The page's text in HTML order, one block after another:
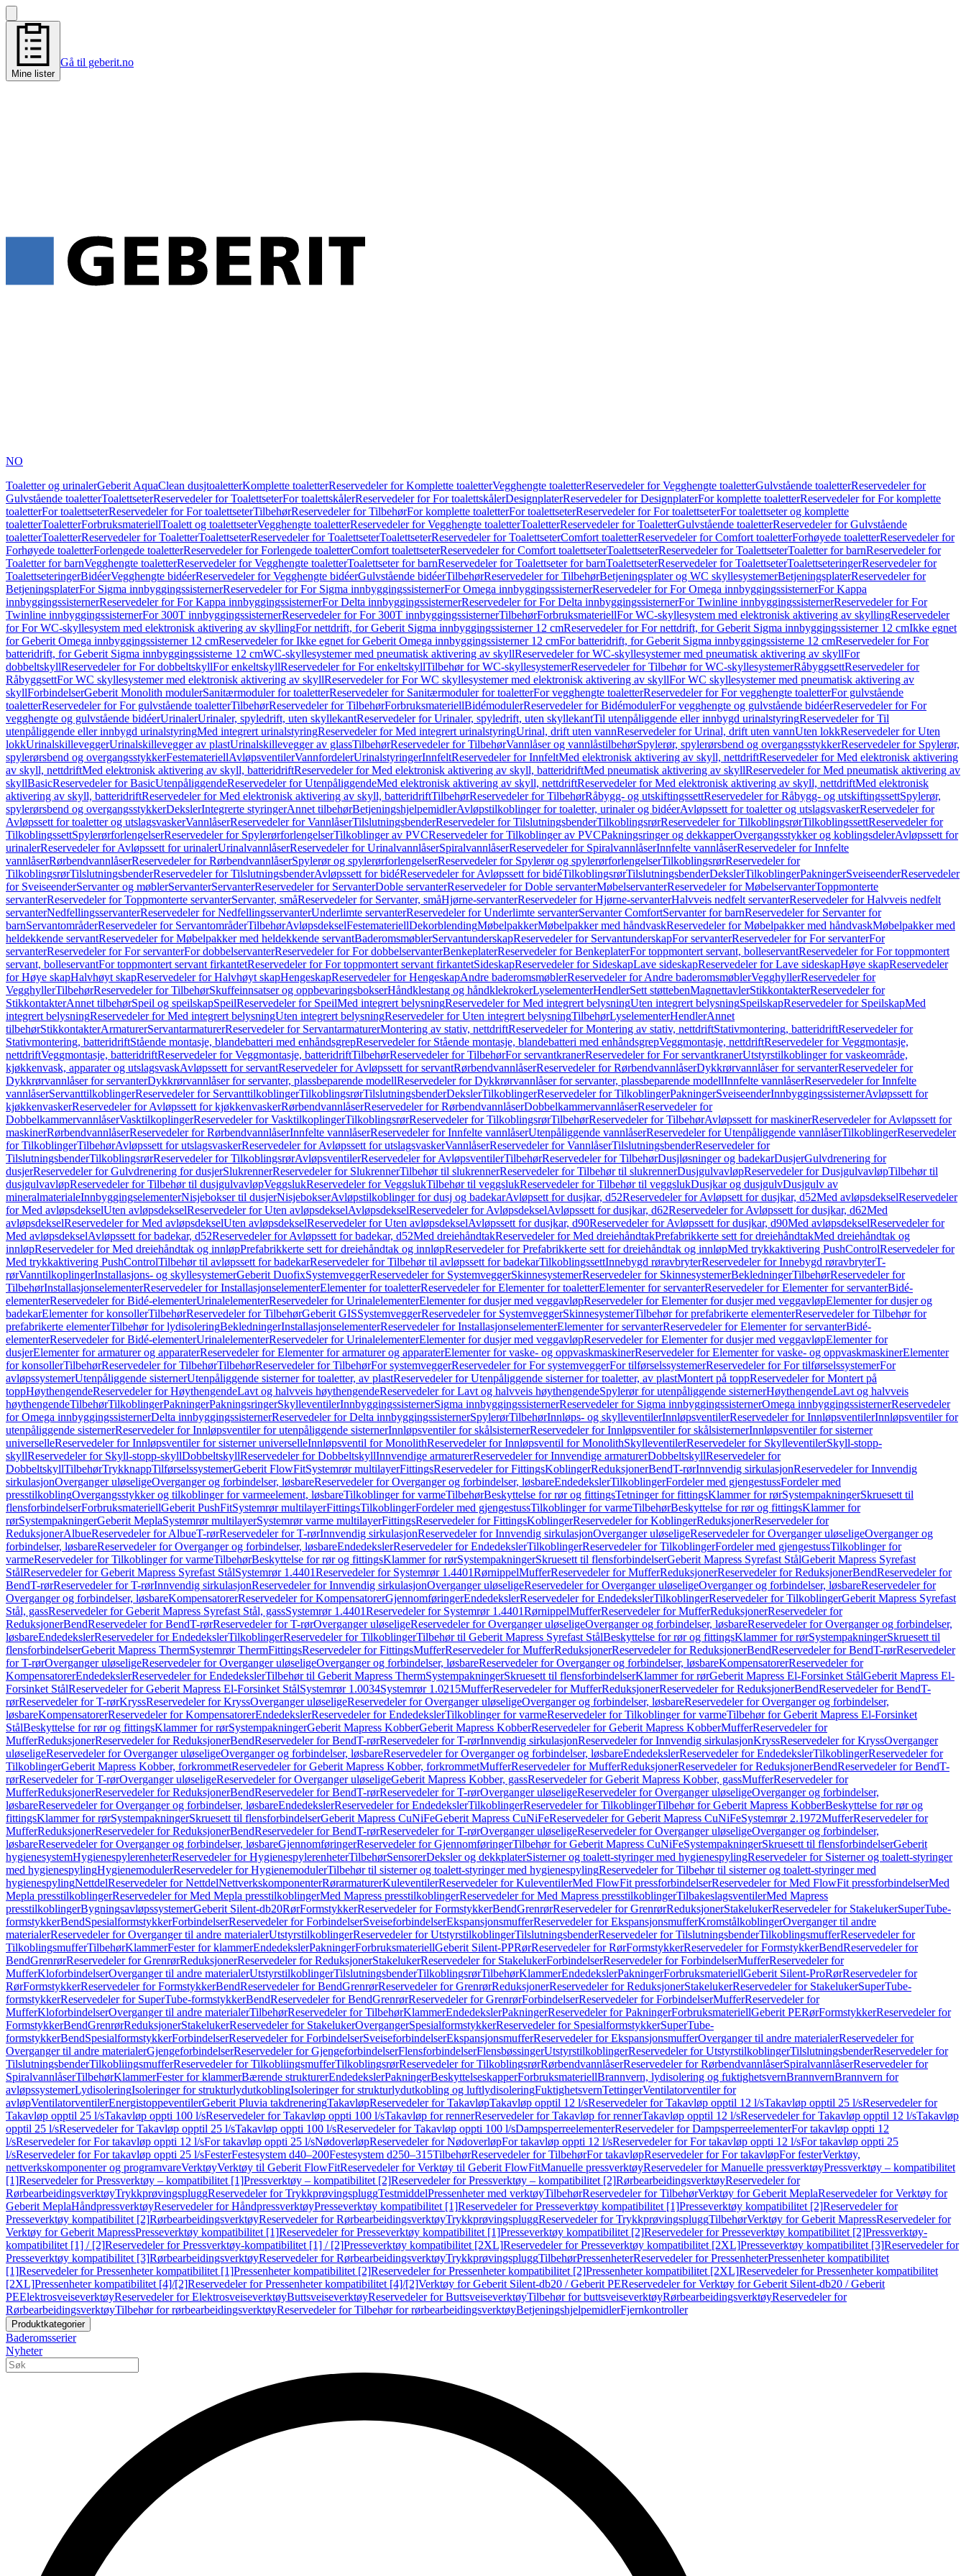
Mine lister
Gå til geberit.no
NO
Toaletter og urinalerGeberit AquaClean dusjtoaletterKomplette toaletterReservedeler for Komplette toaletterVegghengte toaletterReservedeler for Vegghengte toaletterGulvstående toaletterReservedeler for
Gulvstående toaletterToalettseterReservedeler for ToalettseterFor toalettskålerReservedeler for For toalettskålerDesignplaterReservedeler for DesignplaterFor komplette toaletterReservedeler for For komplette
toaletterFor toalettseterReservedeler for For toalettseterTilbehørReservedeler for TilbehørFor komplette toaletterFor toalettseterReservedeler for For toalettseterFor toalettseter og komplette
toaletterToaletterForbruksmateriellToalett og toalettseterVegghengte toaletterReservedeler for Vegghengte toaletterToaletterReservedeler for ToaletterGulvstående toaletterReservedeler for Gulvstående
toaletterToaletterReservedeler for ToaletterToalettseterReservedeler for ToalettseterToalettseterReservedeler for ToalettseterComfort toaletterReservedeler for Comfort toaletterForhøyede toaletterReservedeler for
Forhøyede toaletterForlengede toaletterReservedeler for Forlengede toaletterComfort toalettseterReservedeler for Comfort toalettseterToalettseterReservedeler for ToalettseterToaletter for barnReservedeler for
Toaletter for barnVegghengte toaletterReservedeler for Vegghengte toaletterToalettseter for barnReservedeler for Toalettseter for barnToalettseterReservedeler for ToalettseterToalettseteringerReservedeler for
ToalettseteringerBidéerVegghengte bidéerReservedeler for Vegghengte bidéerGulvstående bidéerTilbehørReservedeler for TilbehørBetjeningsplater og WC skyllesystemerBetjeningsplaterReservedeler for
BetjeningsplaterFor Sigma innbyggingssisternerReservedeler for For Sigma innbyggingssisternerFor Omega innbyggingssisternerReservedeler for For Omega innbyggingssisternerFor Kappa
innbyggingssisternerReservedeler for For Kappa innbyggingssisternerFor Delta innbyggingssisternerReservedeler for For Delta innbyggingssisternerFor Twinline innbyggingssisternerReservedeler for For
Twinline innbyggingssisternerFor 300T innbyggingssisternerReservedeler for For 300T innbyggingssisternerTilbehørForbruksmateriellFor WC-skyllesystem med elektronisk aktivering av skyllingReservedeler
for For WC-skyllesystem med elektronisk aktivering av skyllingFor nettdrift, for Geberit Sigma innbyggingssisterner 12 cmReservedeler for For nettdrift, for Geberit Sigma innbyggingssisterner 12 cmIkke egnet
for Geberit Omega innbyggingssisterner 12 cmReservedeler for Ikke egnet for Geberit Omega innbyggingssisterner 12 cmFor batteridrift, for Geberit Sigma innbyggingssisterne 12 cmReservedeler for For
batteridrift, for Geberit Sigma innbyggingssisterne 12 cmWC-skyllesystemer med pneumatisk aktivering av skyllReservedeler for WC-skyllesystemer med pneumatisk aktivering av skyllFor
dobbeltskyllReservedeler for For dobbeltskyllFor enkeltskyllReservedeler for For enkeltskyllTilbehør for WC-skyllesystemerReservedeler for Tilbehør for WC-skyllesystemerRåbyggsettReservedeler for
RåbyggsettFor WC skyllesystemer med elektronisk aktivering av skyllReservedeler for For WC skyllesystemer med elektronisk aktivering av skyllFor WC skyllesystemer med pneumatisk aktivering av
skyllForbindelserGeberit Monolith modulerSanitærmoduler for toaletterReservedeler for Sanitærmoduler for toaletterFor vegghengte toaletterReservedeler for For vegghengte toaletterFor gulvstående
toaletterReservedeler for For gulvstående toaletterTilbehørReservedeler for TilbehørForbruksmateriellBidémodulerReservedeler for BidémodulerFor vegghengte og gulvstående bidéerReservedeler for For
vegghengte og gulvstående bidéerUrinalerUrinaler, spyledrift, uten skyllekantReservedeler for Urinaler, spyledrift, uten skyllekantTil utenpåliggende eller innbygd urinalstyringReservedeler for Til
utenpåliggende eller innbygd urinalstyringMed integrert urinalstyringReservedeler for Med integrert urinalstyringUrinal, drift uten vannReservedeler for Urinal, drift uten vannUten lokkReservedeler for Uten
lokkUrinalskilleveggerUrinalskillevegger av plastUrinalskillevegger av glassTilbehørReservedeler for TilbehørVannlåser og vannlåstilbehørSpylerør, spylerørsbend og overgangsstykkerReservedeler for Spylerør,
spylerørsbend og overgangsstykkerFestemateriellAvløpsventilerVannfordelerUrinalstyringerInnfeltReservedeler for InnfeltMed elektronisk aktivering av skyll, nettdriftReservedeler for Med elektronisk aktivering
av skyll, nettdriftMed elektronisk aktivering av skyll, batteridriftReservedeler for Med elektronisk aktivering av skyll, batteridriftMed pneumatisk aktivering av skyllReservedeler for Med pneumatisk aktivering av
skyllBasicReservedeler for BasicUtenpåliggendeReservedeler for UtenpåliggendeMed elektronisk aktivering av skyll, nettdriftReservedeler for Med elektronisk aktivering av skyll, nettdriftMed elektronisk
aktivering av skyll, batteridriftReservedeler for Med elektronisk aktivering av skyll, batteridriftTilbehørReservedeler for TilbehørRåbygg- og utskiftingssettReservedeler for Råbygg- og utskiftingssettSpylerør,
spylerørsbend og overgangsstykkerDekslerIntegrerte styringerAnnet tilbehørBetjeningshjelpemidlerAvløpstilkoblinger for toaletter, urinaler og bidéerAvløpssett for toaletter og utslagsvaskerReservedeler for
Avløpssett for toaletter og utslagsvaskerVannlåserReservedeler for VannlåserTilslutningsbenderReservedeler for TilslutningsbenderTilkoblingsrørReservedeler for TilkoblingsrørTilkoblingssettReservedeler for
TilkoblingssettSpylerørforlengelserReservedeler for SpylerørforlengelserTilkoblinger av PVCReservedeler for Tilkoblinger av PVCPakningsringer og dekkapperOvergangsstykker og koblingsdelerAvløpssett for
urinalerReservedeler for Avløpssett for urinalerUrinalvannlåserReservedeler for UrinalvannlåserSpiralvannlåserReservedeler for SpiralvannlåserInnfelte vannlåserReservedeler for Innfelte
vannlåserRørbendvannlåserReservedeler for RørbendvannlåserSpylerør og spylerørforlengelserReservedeler for Spylerør og spylerørforlengelserTilkoblingsrørReservedeler for
TilkoblingsrørTilslutningsbenderReservedeler for TilslutningsbenderAvløpssett for bidéReservedeler for Avløpssett for bidéTilkoblingsrørTilslutningsbenderDekslerTilkoblingerPakningerSveiseenderReservedeler
for SveiseenderServanter og møblerServanterServanterReservedeler for ServanterDoble servanterReservedeler for Doble servanterMøbelservanterReservedeler for MøbelservanterToppmonterte
servanterReservedeler for Toppmonterte servanterServanter, småReservedeler for Servanter, småHjørne-servanterReservedeler for Hjørne-servanterHalvveis nedfelt servanterReservedeler for Halvveis nedfelt
servanterNedfellingsservanterReservedeler for NedfellingsservanterUnderlimte servanterReservedeler for Underlimte servanterServanter ComfortServanter for barnReservedeler for Servanter for
barnServantområderReservedeler for ServantområderTilbehørAvløpsdekselFestemateriellDekorblendingMøbelpakkerMøbelpakker med håndvaskReservedeler for Møbelpakker med håndvaskMøbelpakker med
heldekkende servantReservedeler for Møbelpakker med heldekkende servantBaderomsmøblerServantunderskapReservedeler for ServantunderskapFor servanterReservedeler for For servanterFor
servanterReservedeler for For servanterFor dobbelservanterReservedeler for For dobbelservanterBenkeplaterReservedeler for BenkeplaterFor toppmontert servant, bolleservantReservedeler for For toppmontert
servant, bolleservantFor toppmontert servant firkantetReservedeler for For toppmontert servant firkantetSideskapReservedeler for SideskapLave sideskapReservedeler for Lave sideskapHøye skapReservedeler
for Høye skapHalvhøyt skapReservedeler for Halvhøyt skapHengeskapReservedeler for HengeskapAndre baderomsmøblerReservedeler for Andre baderomsmøblerVegghyllerReservedeler for
VegghyllerTilbehørReservedeler for TilbehørSkuffeinnsatser og oppbevaringsbokserHåndklestang og håndklekrokerLyselementerHendlerSett støttebenMagnettavlerStikkontakterReservedeler for
StikkontakterAnnet tilbehørSpeil og speilskapSpeilReservedeler for SpeilMed integrert belysningReservedeler for Med integrert belysningUten integrert belysningSpeilskapReservedeler for SpeilskapMed
integrert belysningReservedeler for Med integrert belysningUten integrert belysningReservedeler for Uten integrert belysningTilbehørLyselementerHendlerAnnet
tilbehørStikkontakterArmaturerServantarmaturerReservedeler for ServantarmaturerMontering av stativ, nettdriftReservedeler for Montering av stativ, nettdriftStativmontering, batteridriftReservedeler for
Stativmontering, batteridriftStående montasje, blandebatteri med enhåndsgrepReservedeler for Stående montasje, blandebatteri med enhåndsgrepVeggmontasje, nettdriftReservedeler for Veggmontasje,
nettdriftVeggmontasje, batteridriftReservedeler for Veggmontasje, batteridriftTilbehørReservedeler for TilbehørFor servantkranerReservedeler for For servantkranerUtstyrstilkoblinger for vaskeområde,
kjøkkenvask, apparater og utslagsvaskAvløpssett for servantReservedeler for Avløpssett for servantRørbendvannlåserReservedeler for RørbendvannlåserDykkrørvannlåser for servanterReservedeler for
Dykkrørvannlåser for servanterDykkrørvannlåser for servanter, plassbeparende modellReservedeler for Dykkrørvannlåser for servanter, plassbeparende modellInnfelte vannlåserReservedeler for Innfelte
vannlåserServanttilkoblingerReservedeler for ServanttilkoblingerTilkoblingsrørTilslutningsbenderDekslerTilkoblingerReservedeler for TilkoblingerPakningerSveiseenderInnbyggingssisternerAvløpssett for
kjøkkenvaskerReservedeler for Avløpssett for kjøkkenvaskerRørbendvannlåserReservedeler for RørbendvannlåserDobbelkammervannlåserReservedeler for
DobbelkammervannlåserVasktilkoplingerReservedeler for VasktilkoplingerTilkoblingsrørReservedeler for TilkoblingsrørTilbehørReservedeler for TilbehørAvløpssett for maskinerReservedeler for Avløpssett for
maskinerRørbendvannlåserReservedeler for RørbendvannlåserInnfelte vannlåserReservedeler for Innfelte vannlåserUtenpåliggende vannlåserReservedeler for Utenpåliggende vannlåserTilkoblingerReservedeler
for TilkoblingerTilbehørAvløpssett for utslagsvaskerReservedeler for Avløpssett for utslagsvaskerVannlåserReservedeler for VannlåserTilslutningsbenderReservedeler for
TilslutningsbenderTilkoblingsrørReservedeler for TilkoblingsrørAvløpsventilerReservedeler for AvløpsventilerTilbehørReservedeler for TilbehørDusjløsninger og badekarDusjerGulvdrenering for
dusjerReservedeler for Gulvdrenering for dusjerSlukrennerReservedeler for SlukrennerTilbehør til slukrennerReservedeler for Tilbehør til slukrennerDusjgulvavløpReservedeler for DusjgulvavløpTilbehør til
dusjgulvavløpReservedeler for Tilbehør til dusjgulvavløpVeggslukReservedeler for VeggslukTilbehør til veggslukReservedeler for Tilbehør til veggslukDusjkar og dusjgulvDusjgulv av
mineralmaterialeInnbyggingselementerNisjebokser til dusjerNisjebokserAvløpstilkoblinger for dusj og badekarAvløpsett for dusjkar, d52Reservedeler for Avløpsett for dusjkar, d52Med avløpsdekselReservedeler
for Med avløpsdekselUten avløpsdekselReservedeler for Uten avløpsdekselAvløpsdekselReservedeler for AvløpsdekselAvløpssett for dusjkar, d62Reservedeler for Avløpssett for dusjkar, d62Med
avløpsdekselReservedeler for Med avløpsdekselUten avløpsdekselReservedeler for Uten avløpsdekselAvløpssett for dusjkar, d90Reservedeler for Avløpssett for dusjkar, d90Med avløpsdekselReservedeler for
Med avløpsdekselAvløpssett for badekar, d52Reservedeler for Avløpssett for badekar, d52Med dreiehåndtakReservedeler for Med dreiehåndtakPrefabrikkerte sett for dreiehåndtakMed dreiehåndtak og
innløpReservedeler for Med dreiehåndtak og innløpPrefabrikkerte sett for dreiehåndtak og innløpReservedeler for Prefabrikkerte sett for dreiehåndtak og innløpMed trykkaktivering PushControlReservedeler for
Med trykkaktivering PushControlTilbehør til avløpssett for badekarReservedeler for Tilbehør til avløpssett for badekarTilkoblingssettInnebygd røravbryterReservedeler for Innebygd røravbryterT-
rørVanntilkoplingerInstallasjons- og skyllesystemerGeberit DuofixSystemveggerReservedeler for SystemveggerSkinnesystemerReservedeler for SkinnesystemerBekledningerTilbehørReservedeler for
TilbehørInstallasjonselementerReservedeler for InstallasjonselementerElementer for toaletterReservedeler for Elementer for toaletterElementer for servanterReservedeler for Elementer for servanterBidé-
elementerReservedeler for Bidé-elementerUrinalelementerReservedeler for UrinalelementerElementer for dusjer med veggavløpReservedeler for Elementer for dusjer med veggavløpElementer for dusjer og
badekarElementer for konsollerTilbehørReservedeler for TilbehørGeberit GISSystemveggerReservedeler for SystemveggerSkinnesystemerTilbehør for prefabrikerte elementerReservedeler for Tilbehør for
prefabrikerte elementerTilbehør for lydisoleringBekledningerInstallasjonselementerReservedeler for InstallasjonselementerElementer for servanterReservedeler for Elementer for servanterBidé-
elementerReservedeler for Bidé-elementerUrinalelementerReservedeler for UrinalelementerElementer for dusjer med veggavløpReservedeler for Elementer for dusjer med veggavløpElementer for
dusjerElementer for armaturer og apparaterReservedeler for Elementer for armaturer og apparaterElementer for vaske- og oppvaskmaskinerReservedeler for Elementer for vaske- og oppvaskmaskinerElementer
for konsollerTilbehørReservedeler for TilbehørTilbehørReservedeler for TilbehørFor systemveggerReservedeler for For systemveggerFor tilførselssystemerReservedeler for For tilførselssystemerFor
avløpssystemerUtenpåliggende sisternerUtenpåliggende sisterner for toaletter, av plastReservedeler for Utenpåliggende sisterner for toaletter, av plastMontert på toppReservedeler for Montert på
toppHøythengendeReservedeler for HøythengendeLavt og halvveis høythengendeReservedeler for Lavt og halvveis høythengendeSpylerør for utenpåliggende sisternerHøythengendeLavt og halvveis
høythengendeTilbehørTilkoblingerPakningerPakningsringerSkylleventilerInnbyggingssisternerSigma innbyggingssisternerReservedeler for Sigma innbyggingssisternerOmega innbyggingssisternerReservedeler
for Omega innbyggingssisternerDelta innbyggingssisternerReservedeler for Delta innbyggingssisternerSpylerørTilbehørInnløps- og skylleventilerInnløpsventilerReservedeler for InnløpsventilerInnløpsventiler for
utenpåliggende sisternerReservedeler for Innløpsventiler for utenpåliggende sisternerInnløpsventiler for skålsisternerReservedeler for Innløpsventiler for skålsisternerInnløpsventiler for sisterner
universelleReservedeler for Innløpsventiler for sisterner universelleInnløpsventil for MonolithReservedeler for Innløpsventil for MonolithSkylleventilerReservedeler for SkylleventilerSkyll-stopp-
skyllReservedeler for Skyll-stopp-skyllDobbeltskyllReservedeler for DobbeltskyllInnvendige armaturerReservedeler for Innvendige armaturerDobbeltskyllReservedeler for
DobbeltskyllTilbehørTrykknappTilførselssystemerGeberit FlowFitSystemrør multilayerFittingsReservedeler for FittingsKoblingerReduksjonerBendT-rørInnvendig sirkulasjonReservedeler for Innvendig
sirkulasjonOverganger uløseligeOverganger og forbindelser, løsbareReservedeler for Overganger og forbindelser, løsbareEndedekslerTilkoblingerFordeler med gjengestussFordeler med
presstilkoblingOvergangsstykker og tilkoblinger for varmeelement, løsbareTilkoblinger for varmeTilbehørBeskyttelse for rør og fittingsTetninger for fittingsKlammer for rørSystempakningerSkruesett til
flensforbindelserForbruksmateriellGeberit PushFitSystemrør multilayerFittingsTilkoblingerFordeler med gjengestussTilkoblinger for varmeTilbehørBeskyttelse for rør og fittingsKlammer for
rørSystempakningerGeberit MeplaSystemrør multilayerSystemrør varme multilayerFittingsReservedeler for FittingsKoblingerReservedeler for KoblingerReduksjonerReservedeler for
ReduksjonerAlbueReservedeler for AlbueT-rørReservedeler for T-rørInnvendig sirkulasjonReservedeler for Innvendig sirkulasjonOverganger uløseligeReservedeler for Overganger uløseligeOverganger og
forbindelser, løsbareReservedeler for Overganger og forbindelser, løsbareEndedekslerReservedeler for EndedekslerTilkoblingerReservedeler for TilkoblingerFordeler med gjengestussTilkoblinger for
varmeReservedeler for Tilkoblinger for varmeTilbehørBeskyttelse for rør og fittingsKlammer for rørSystempakningerSkruesett til flensforbindelserGeberit Mapress Syrefast StålGeberit Mapress Syrefast
StålReservedeler for Geberit Mapress Syrefast StålSystemrør 1.4401Reservedeler for Systemrør 1.4401RørnippelMufferReservedeler for MufferReduksjonerReservedeler for ReduksjonerBendReservedeler for
BendT-rørReservedeler for T-rørInnvendig sirkulasjonReservedeler for Innvendig sirkulasjonOverganger uløseligeReservedeler for Overganger uløseligeOverganger og forbindelser, løsbareReservedeler for
Overganger og forbindelser, løsbareKompensatorerReservedeler for KompensatorerGjennomføringerEndedekslerReservedeler for EndedekslerTilkoblingerReservedeler for TilkoblingerGeberit Mapress Syrefast
Stål, gassReservedeler for Geberit Mapress Syrefast Stål, gassSystemrør 1.4401Reservedeler for Systemrør 1.4401RørnippelMufferReservedeler for MufferReduksjonerReservedeler for
ReduksjonerBendReservedeler for BendT-rørReservedeler for T-rørOverganger uløseligeReservedeler for Overganger uløseligeOverganger og forbindelser, løsbareReservedeler for Overganger og forbindelser,
løsbareEndedekslerReservedeler for EndedekslerTilkoblingerReservedeler for TilkoblingerTilbehør til Geberit Mapress Syrefast StålBeskyttelse for rør og fittingsKlammer for rørSystempakningerSkruesett til
flensforbindelserGeberit Mapress ThermSystemrør ThermFittingsReservedeler for FittingsMufferReservedeler for MufferReduksjonerReservedeler for ReduksjonerBendReservedeler for BendT-rørReservedeler
for T-rørOverganger uløseligeReservedeler for Overganger uløseligeOverganger og forbindelser, løsbareReservedeler for Overganger og forbindelser, løsbareKompensatorerReservedeler for
KompensatorerEndedekslerReservedeler for EndedekslerTilbehør til Geberit Mapress ThermSystempakningerSkruesett til flensforbindelserKlammer for rørGeberit Mapress El-Forsinket StålGeberit Mapress El-
Forsinket StålReservedeler for Geberit Mapress El-Forsinket StålSystemrør 1.0034Systemrør 1.0215MufferReservedeler for MufferReduksjonerReservedeler for ReduksjonerBendReservedeler for BendT-
rørReservedeler for T-rørKryssReservedeler for KryssOverganger uløseligeReservedeler for Overganger uløseligeOverganger og forbindelser, løsbareReservedeler for Overganger og forbindelser,
løsbareKompensatorerReservedeler for KompensatorerEndedekslerReservedeler for EndedekslerTilkoblinger for varmeReservedeler for Tilkoblinger for varmeTilbehør for Geberit Mapress El-Forsinket
StålBeskyttelse for rør og fittingsKlammer for rørSystempakningerGeberit Mapress KobberGeberit Mapress KobberReservedeler for Geberit Mapress KobberMufferReservedeler for
MufferReduksjonerReservedeler for ReduksjonerBendReservedeler for BendT-rørReservedeler for T-rørInnvendig sirkulasjonReservedeler for Innvendig sirkulasjonKryssReservedeler for KryssOverganger
uløseligeReservedeler for Overganger uløseligeOverganger og forbindelser, løsbareReservedeler for Overganger og forbindelser, løsbareEndedekslerReservedeler for EndedekslerTilkoblingerReservedeler for
TilkoblingerGeberit Mapress Kobber, forkrommetReservedeler for Geberit Mapress Kobber, forkrommetMufferReservedeler for MufferReduksjonerReservedeler for ReduksjonerBendReservedeler for BendT-
rørReservedeler for T-rørOverganger uløseligeReservedeler for Overganger uløseligeGeberit Mapress Kobber, gassReservedeler for Geberit Mapress Kobber, gassMufferReservedeler for
MufferReduksjonerReservedeler for ReduksjonerBendReservedeler for BendT-rørReservedeler for T-rørOverganger uløseligeReservedeler for Overganger uløseligeOverganger og forbindelser,
løsbareReservedeler for Overganger og forbindelser, løsbareEndedekslerReservedeler for EndedekslerTilkoblingerReservedeler for TilkoblingerTilbehør for Geberit Mapress KobberBeskyttelse for rør og
fittingsKlammer for rørSystempakningerSkruesett til flensforbindelserGeberit Mapress CuNiFeGeberit Mapress CuNiFeReservedeler for Geberit Mapress CuNiFeSystemrør 2.1972MufferReservedeler for
MufferReduksjonerReservedeler for ReduksjonerBendReservedeler for BendT-rørReservedeler for T-rørOverganger uløseligeReservedeler for Overganger uløseligeOverganger og forbindelser,
løsbareReservedeler for Overganger og forbindelser, løsbareGjennomføringerReservedeler for GjennomføringerTilbehør for Geberit Mapress CuNiFeSystempakningerSkruesett til flensforbindelserGeberit
hygienesystemHygienespylerenheterReservedeler for HygienespylerenheterTilbehørSensorerDeksler og dekkplaterSisterner og toalett-styringer med hygienespylingReservedeler for Sisterner og toalett-styringer
med hygienespylingHygienemodulerReservedeler for HygienemodulerTilbehør til sisterner og toalett-styringer med hygienespylingReservedeler for Tilbehør til sisterner og toalett-styringer med
hygienespylingNettdelReservedeler for NettdelNettverkskomponenterRørarmaturerKuleventilerReservedeler for KuleventilerMed FlowFit pressforbindelserReservedeler for Med FlowFit pressforbindelserMed
Mepla presstilkoblingerReservedeler for Med Mepla presstilkoblingerMed Mapress presstilkoblingerReservedeler for Med Mapress presstilkoblingerTilbakeslagsventilerMed Mapress
presstilkoblingerBygningsavløpssystemerGeberit Silent-db20RørFormstykkerReservedeler for FormstykkerBendGrenrørReservedeler for GrenrørReduksjonerStakelukerReservedeler for StakelukerSuperTube-
formstykkerBendSpesialformstykkerForbindelserReservedeler for ForbindelserSveiseforbindelserEkspansjonsmufferReservedeler for EkspansjonsmufferKromstålkoblingerOverganger til andre
materialerReservedeler for Overganger til andre materialerUtstyrstilkoblingerReservedeler for UtstyrstilkoblingerTilslutningsbenderReservedeler for TilslutningsbenderTilkoblingsmufferReservedeler for
TilkoblingsmufferTilbehørKlammerFester for klammerEndedekslerPakningerForbruksmateriellGeberit Silent-PPRørReservedeler for RørFormstykkerReservedeler for FormstykkerBendReservedeler for
BendGrenrørReservedeler for GrenrørReduksjonerReservedeler for ReduksjonerStakelukerReservedeler for StakelukerForbindelserReservedeler for ForbindelserMufferReservedeler for
MufferKloforbindelserOverganger til andre materialerUtstyrstilkoblingerTilslutningsbenderTilkoblingsrørTilbehørKlammerEndedekslerPakningerForbruksmateriellGeberit Silent-ProRørReservedeler for
RørFormstykkerReservedeler for FormstykkerBendReservedeler for BendGrenrørReservedeler for GrenrørReduksjonerReservedeler for ReduksjonerStakelukerReservedeler for StakelukerSuperTube-
formstykkerReservedeler for SuperTube-formstykkerBendReservedeler for BendGrenrørReservedeler for GrenrørForbindelserReservedeler for ForbindelserMufferReservedeler for
MufferKloforbindelserOverganger til andre materialerTilbehørReservedeler for TilbehørKlammerEndedekslerPakningerReservedeler for PakningerForbruksmateriellGeberit PERørFormstykkerReservedeler for
FormstykkerBendGrenrørReduksjonerStakelukerReservedeler for StakelukerOvergangerSpesialformstykkerReservedeler for SpesialformstykkerSuperTube-
formstykkerBendSpesialformstykkerForbindelserReservedeler for ForbindelserSveiseforbindelserEkspansjonsmufferReservedeler for EkspansjonsmufferOverganger til andre materialerReservedeler for
Overganger til andre materialerGjengeforbindelserReservedeler for GjengeforbindelserFlensforbindelserFlensbøssingerUtstyrstilkoblingerReservedeler for UtstyrstilkoblingerTilslutningsbenderReservedeler for
TilslutningsbenderTilkobliingsmufferReservedeler for TilkobliingsmufferTilkoblingsrørReservedeler for TilkoblingsrørRørbendvannlåserReservedeler for RørbendvannlåserSpiralvannlåserReservedeler for
SpiralvannlåserTilbehørKlammerFester for klammerBærende strukturerEndedekslerPakningerBeskyttelseskapperForbruksmateriellBrannvern, lydisolering og fuktighetsvernBrannvernBrannvern for
avløpssystemerLydisoleringIsoleringer for strukturlydutkoblingIsoleringer for strukturlydutkobling og luftlydisoleringFuktighetsvernTettingerVentilatorventiler for
avløpVentilatorventilerEnergistoppeventilerGeberit Pluvia takdreneringTakavløpReservedeler for TakavløpTakavløp opptil 12 l/sReservedeler for Takavløp opptil 12 l/sTakavløp opptil 25 l/sReservedeler for
Takavløp opptil 25 l/sTakavløp oppti 100 l/sReservedeler for Takavløp oppti 100 l/sTakavløp for rennerReservedeler for Takavløp for rennerTakavløp opptil 12 l/sReservedeler for Takavløp opptil 12 l/sTakavløp
opptil 25 l/sReservedeler for Takavløp opptil 25 l/sTakavløp oppti 100 l/sReservedeler for Takavløp oppti 100 l/sDampsperreelementerReservedeler for DampsperreelementerFor takavløp oppti 12
l/sReservedeler for For takavløp oppti 12 l/sFor takavløp oppti 25 l/sNødoverløpReservedeler for NødoverløpFor takavløp oppti 12 l/sReservedeler for For takavløp oppti 12 l/sFor takavløp oppti 25
l/sReservedeler for For takavløp oppti 25 l/sFesterFestesystem d40–200Festesystem d250–315TilbehørReservedeler for TilbehørFor takavløpReservedeler for For takavløpFor festerVerktøy,
nettverkskomponenter og programvareVerktøyVerktøy til Geberit FlowFitReservedeler for Verktøy til Geberit FlowFitManuelle pressverktøyReservedeler for Manuelle pressverktøyPressverktøy – kompatibilitet
[1]Reservedeler for Pressverktøy – kompatibilitet [1]Pressverktøy – kompatibilitet [2]Reservedeler for Pressverktøy – kompatibilitet [2]RørbearbeidingsverktøyReservedeler for
RørbearbeidingsverktøyTrykkprøvingspluggReservedeler for TrykkprøvingspluggTestmiddelPressenheter med verktøyTilbehørReservedeler for TilbehørVerktøy for Geberit MeplaReservedeler for Verktøy for
Geberit MeplaHåndpressverktøyReservedeler for HåndpressverktøyPresseverktøy kompatibilitet [1]Reservedeler for Presseverktøy kompatibilitet [1]Presseverktøy kompatibilitet [2]Reservedeler for
Presseverktøy kompatibilitet [2]RørbearbeidingsverktøyReservedeler for RørbearbeidingsverktøyTrykkprøvingspluggReservedeler for TrykkprøvingspluggTilbehørVerktøy for Geberit MapressReservedeler for
Verktøy for Geberit MapressPresseverktøy kompatibilitet [1]Reservedeler for Presseverktøy kompatibilitet [1]Presseverktøy kompatibilitet [2]Reservedeler for Presseverktøy kompatibilitet [2]Pressverktøy-
kompatibilitet [1] / [2]Reservedeler for Pressverktøy-kompatibilitet [1] / [2]Presseverktøy kompatibilitet [2XL]Reservedeler for Presseverktøy kompatibilitet [2XL]Presseverktøy kompatibilitet [3]Reservedeler for
Presseverktøy kompatibilitet [3]RørbearbeidingsverktøyReservedeler for RørbearbeidingsverktøyTrykkprøvingspluggTilbehørPressenheterReservedeler for PressenheterPressenheter kompatibilitet
[1]Reservedeler for Pressenheter kompatibilitet [1]Pressenheter kompatibilitet [2]Reservedeler for Pressenheter kompatibilitet [2]Pressenheter kompatibilitet [2XL]Reservedeler for Pressenheter kompatibilitet
[2XL]Pressenheter kompatibilitet [4]/[2]Reservedeler for Pressenheter kompatibilitet [4]/[2]Verktøy for Geberit Silent-db20 / Geberit PEReservedeler for Verktøy for Geberit Silent-db20 / Geberit
PEElektrosveiseverktøyReservedeler for ElektrosveiseverktøyButtsveiseverktøyReservedeler for ButtsveiseverktøyTilbehør for buttsveiseverktøyRørbearbeidingsverktøyReservedeler for
RørbearbeidingsverktøyTilbehør for rørbearbeidingsverktøyReservedeler for Tilbehør for rørbearbeidingsverktøyBetjeningshjelpemidlerFjernkontroller
Produktkategorier
Baderomsserier
Nyheter